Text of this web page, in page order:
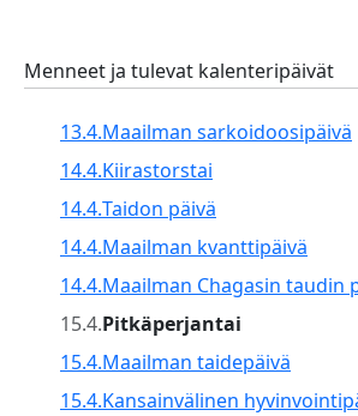
Menneet ja tulevat kalenteripäivät
13.4.Maailman sarkoidoosipäivä
14.4.Kiirastorstai
14.4.Taidon päivä
14.4.Maailman kvanttipäivä
14.4.Maailman Chagasin taudin
15.4.Pitkäperjantai
15.4.Maailman taidepäivä
15.4.Kansainvälinen